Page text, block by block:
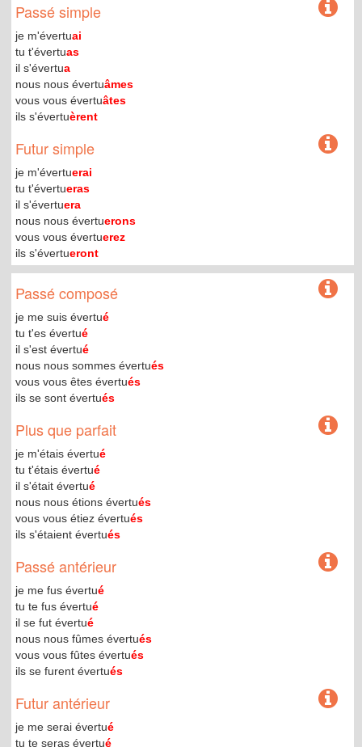
Passé simple
je m'évertuai
tu t'évertuas
il s'évertua
nous nous évertuâmes
vous vous évertuâtes
ils s'évertuèrent
Futur simple
je m'évertuerai
tu t'évertueras
il s'évertuera
nous nous évertuerons
vous vous évertuerez
ils s'évertueront
Passé composé
je me suis évertué
tu t'es évertué
il s'est évertué
nous nous sommes évertués
vous vous êtes évertués
ils se sont évertués
Plus que parfait
je m'étais évertué
tu t'étais évertué
il s'était évertué
nous nous étions évertués
vous vous étiez évertués
ils s'étaient évertués
Passé antérieur
je me fus évertué
tu te fus évertué
il se fut évertué
nous nous fûmes évertués
vous vous fûtes évertués
ils se furent évertués
Futur antérieur
je me serai évertué
tu te seras évertué